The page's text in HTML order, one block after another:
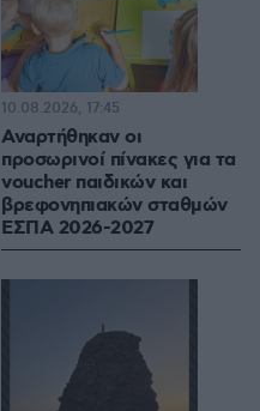
Αναρτήθηκαν οι
προσωρινοί πίνακες για τα
voucher παιδικών και
βρεφονηπιακών σταθμών
ΕΣΠΑ 2026-2027
10.08.2026, 17:45